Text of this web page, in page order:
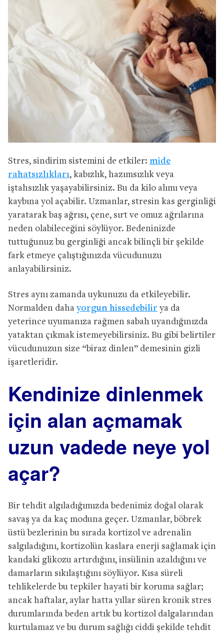
Stres, sindirim sistemini de etkiler: mide
rahatsızlıkları, kabızlık, hazımsızlık veya
iştahsızlık yaşayabilirsiniz. Bu da kilo alımı veya
kaybına yol açabilir. Uzmanlar, stresin kas gerginliği
yaratarak baş ağrısı, çene, sırt ve omuz ağrılarına
neden olabileceğini söylüyor. Bedeninizde
tuttuğunuz bu gerginliği ancak bilinçli bir şekilde
fark etmeye çalıştığınızda vücudunuzu
anlayabilirsiniz.
Stres aynı zamanda uykunuzu da etkileyebilir.
Normalden daha yorgun hissedebilir ya da
yeterince uyumanıza rağmen sabah uyandığınızda
yataktan çıkmak istemeyebilirsiniz. Bu gibi belirtiler
vücudunuzun size “biraz dinlen” demesinin gizli
işaretleridir.
Kendinize dinlenmek
için alan açmamak
uzun vadede neye yol
açar?
Bir tehdit algıladığımızda bedenimiz doğal olarak
savaş ya da kaç moduna geçer. Uzmanlar, böbrek
üstü bezlerinin bu sırada kortizol ve adrenalin
salgıladığını, kortizolün kaslara enerji sağlamak için
kandaki glikozu artırdığını, insülinin azaldığını ve
damarların sıkılaştığını söylüyor. Kısa süreli
tehlikelerde bu tepkiler hayati bir koruma sağlar;
ancak haftalar, aylar hatta yıllar süren kronik stres
durumlarında beden artık bu kortizol dalgalarından
kurtulamaz ve bu durum sağlığı ciddi şekilde tehdit